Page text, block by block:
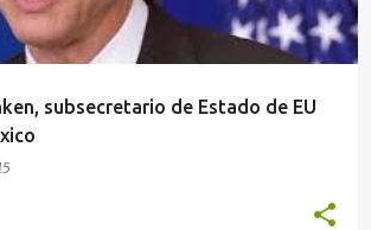
subsecretario de Estado de EU